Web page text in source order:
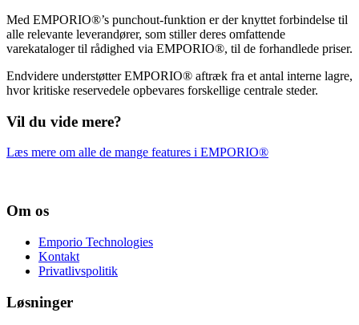
Med EMPORIO®’s punchout-funktion er der knyttet forbindelse til
alle relevante leverandører, som stiller deres omfattende
varekataloger til rådighed via EMPORIO®, til de forhandlede priser.
Endvidere understøtter EMPORIO® aftræk fra et antal interne lagre,
hvor kritiske reservedele opbevares forskellige centrale steder.
Vil du vide mere?
Læs mere om alle de mange features i EMPORIO®
Om os
Emporio Technologies
Kontakt
Privatlivspolitik
Løsninger